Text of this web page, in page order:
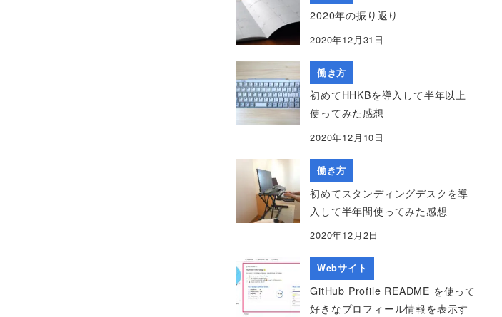
2020年の振り返り
2020年12月31日
働き方
初めてHHKBを導入して半年以上
使ってみた感想
2020年12月10日
働き方
初めてスタンディングデスクを導
入して半年間使ってみた感想
2020年12月2日
Webサイト
GitHub Profile README を使って
好きなプロフィール情報を表示す